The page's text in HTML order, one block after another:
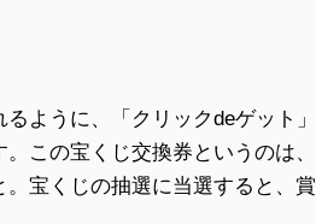
ように、「クリックdeゲット
この宝くじ交換券というのは
宝くじの抽選に当選すると、